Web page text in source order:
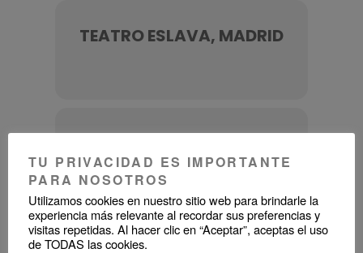
TEATRO ESLAVA, MADRID
NO EVENTS
TU PRIVACIDAD ES IMPORTANTE
PARA NOSOTROS
Utilizamos cookies en nuestro sitio web para brindarle la
experiencia más relevante al recordar sus preferencias y
visitas repetidas. Al hacer clic en “Aceptar”, aceptas el uso
de TODAS las cookies.